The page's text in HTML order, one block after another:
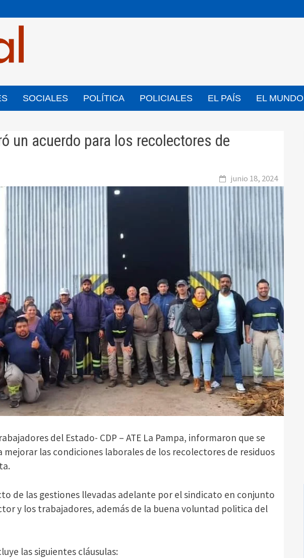
SOCIALES POLÍTICA POLICIALES EL PAÍS EL MUNDO
un acuerdo para los recolectores de
junio 18, 2024
del Estado- CDP – ATE La Pampa, informaron que se
mejorar las condiciones laborales de los recolectores de residuos
de las gestiones llevadas adelante por el sindicato en conjunto
y los trabajadores, además de la buena voluntad politica del
las siguientes cláusulas: